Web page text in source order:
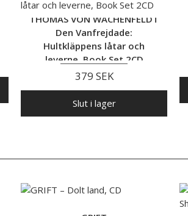
THOMAS VON WACHENFELDT
Den Vanfrejdade:
Hultkläppens låtar och
leverne, Book Set 2CD
379 SEK
Slut i lager